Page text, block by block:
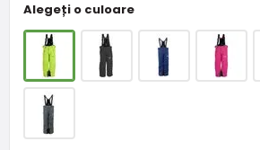
Alegeți o culoare